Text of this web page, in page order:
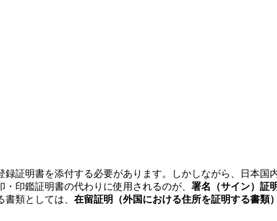
証明書を添付する必要があります。しかしながら、日本国
印鑑証明書の代わりに使用されるのが、 署名（サイン）証
類としては、 在留証明（外国における住所を証明する書類）